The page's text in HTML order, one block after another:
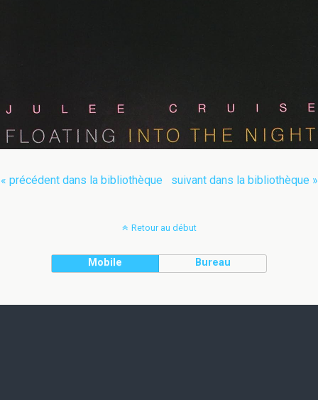
« précédent dans la bibliothèque suivant dans la bibliothèque »
Retour au début
Mobile Bureau